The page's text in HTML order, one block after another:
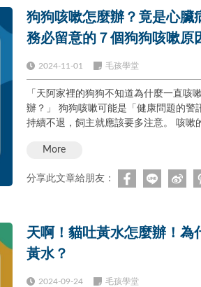
狗狗咳嗽怎麼辦？竟是心臟
務必留意的７個狗狗咳嗽原
2024-11-01 毛孩學堂
「天阿家裡的狗狗不知道為什麼一直咳
辦？」 狗狗咳嗽可能是「健康問題的警訊」，尤其是咳嗽
持續不退，飼
More
分享此文章給朋友：
天啊！貓吐黃水怎麼辦！為
黃水？
2024-09-24 毛孩學堂